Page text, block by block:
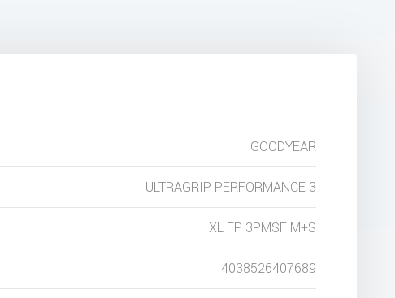
GOODYEAR
ULTRAGRIP PERFORMANCE 3
XL FP 3PMSF M+S
4038526407689